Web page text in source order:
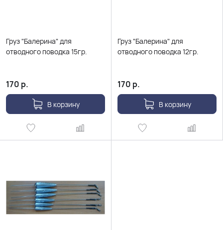
Груз "Балерина" для
отводного поводка 15гр.
170 р.
В корзину
Груз "Балерина" для
отводного поводка 12гр.
170 р.
В корзину